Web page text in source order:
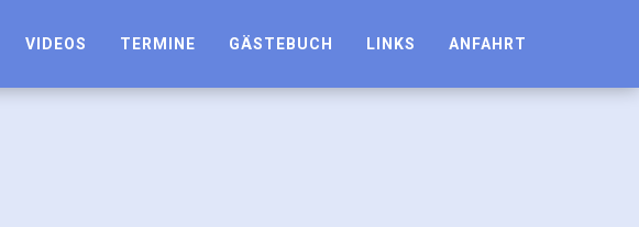
VIDEOS TERMINE GÄSTEBUCH LINKS ANFAHRT